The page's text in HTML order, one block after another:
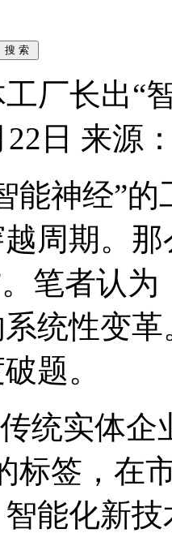
厂长出“
日 来源
能神经”
周期。
笔者认
统性变
题。
统实体企
标签，在
能化新